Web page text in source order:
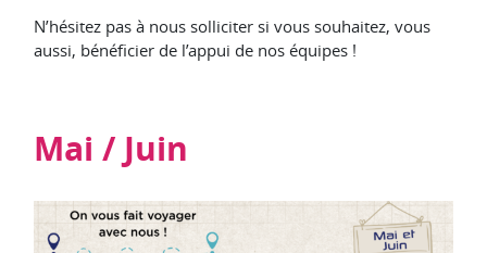
N’hésitez pas à nous solliciter si vous souhaitez, vous
aussi, bénéficier de l’appui de nos équipes !
Mai / Juin